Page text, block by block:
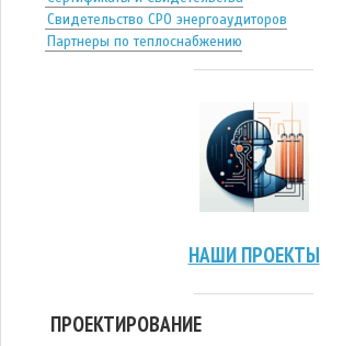
Свидетельство СРО энергоаудиторов
Партнеры по теплоснабжению
НАШИ ПРОЕКТЫ
ПРОЕКТИРОВАНИЕ